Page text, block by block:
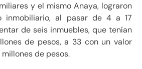
y el mismo Anaya, lograron
inmobiliario, al pasar de 4 a 17
de seis inmuebles, que tenían
de pesos, a 33 con un valor
de pesos.